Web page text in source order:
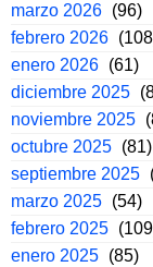
marzo 2026 (96)
febrero 2026
enero 2026 (61)
diciembre 2025
noviembre 2025
octubre 2025 (81)
septiembre 2025
marzo 2025 (54)
febrero 2025
enero 2025 (85)